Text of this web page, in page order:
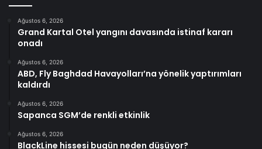
Ağustos 6, 2026
Grand Kartal Otel yangını davasında istinaf kararı
onadı
Ağustos 6, 2026
ABD, Fly Baghdad Havayolları’na yönelik yaptırımları
kaldırdı
Ağustos 6, 2026
Sapanca SGM’de renkli etkinlik
Ağustos 6, 2026
BlackLine hissesi bugün neden düşüyor?